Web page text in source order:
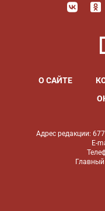
О САЙТЕ
Адрес редакции:
E-